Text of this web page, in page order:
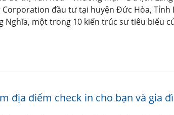
Corporation đầu tư tại huyện Đức Hòa, Tỉnh
Nghĩa, một trong 10 kiến trúc sư tiêu biểu
địa điểm check in cho bạn và gia